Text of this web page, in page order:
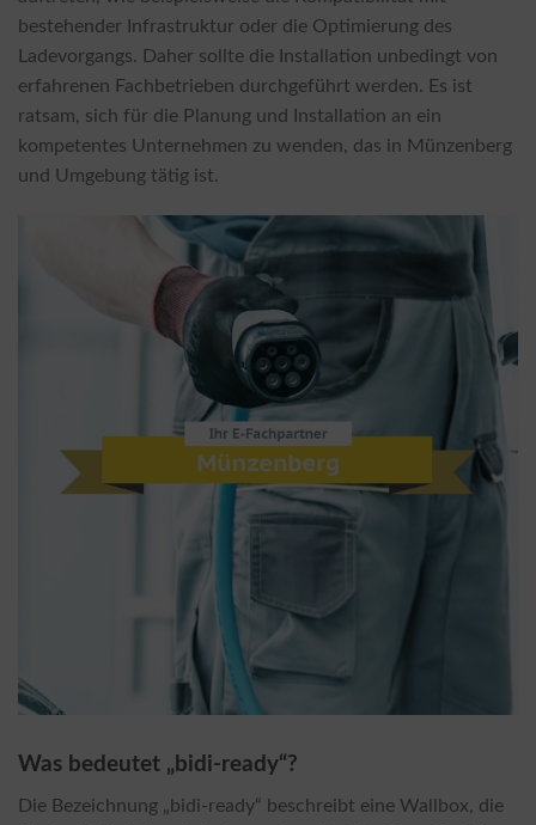
bestehender Infrastruktur oder die Optimierung des
Ladevorgangs. Daher sollte die Installation unbedingt von
erfahrenen Fachbetrieben durchgeführt werden. Es ist
ratsam, sich für die Planung und Installation an ein
kompetentes Unternehmen zu wenden, das in Münzenberg
und Umgebung tätig ist.
Was bedeutet „bidi-ready“?
Die Bezeichnung „bidi-ready“ beschreibt eine Wallbox, die